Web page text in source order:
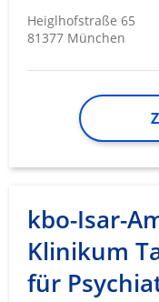
Heiglhofstraße 65
81377 München
kbo-Isar-
Klinikum
für